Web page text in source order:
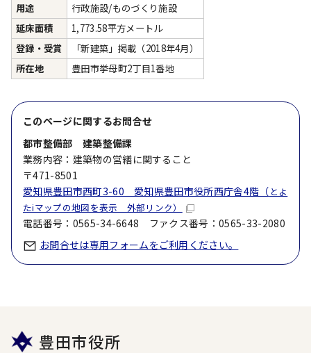
用途
行政施設/ものづくり施設
延床面積
1,773.58平方メートル
登録・受賞
「新建築」掲載（2018年4月）
所在地
豊田市挙母町2丁目1番地
このページに関するお問合せ
都市整備部 建築整備課
業務内容：建築物の営繕に関すること
〒471-8501
愛知県豊田市西町3-60 愛知県豊田市役所西庁舎4階（ とよ
たiマップの地図を表示 外部リンク）
電話番号：0565-34-6648 ファクス番号：0565-33-2080
お問合せは専用フォームをご利用ください。
豊田市役所